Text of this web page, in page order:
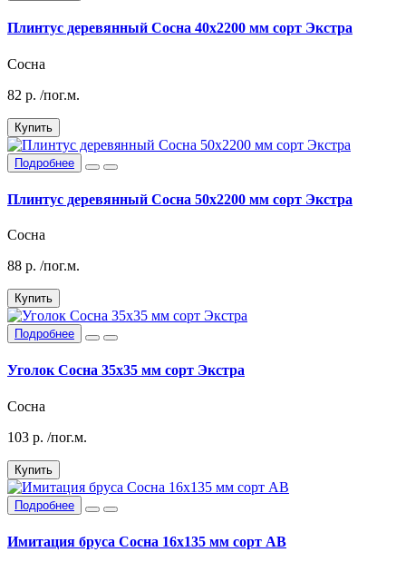
Плинтус деревянный Сосна 40х2200 мм сорт Экстра
Сосна
82 р. /пог.м.
Купить
Подробнее
Плинтус деревянный Сосна 50х2200 мм сорт Экстра
Сосна
88 р. /пог.м.
Купить
Подробнее
Уголок Сосна 35х35 мм сорт Экстра
Сосна
103 р. /пог.м.
Купить
Подробнее
Имитация бруса Сосна 16х135 мм сорт АВ